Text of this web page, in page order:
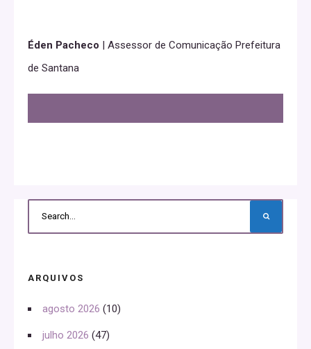
Éden Pacheco | Assessor de Comunicação Prefeitura
de Santana
ARQUIVOS
agosto 2026 (10)
julho 2026 (47)